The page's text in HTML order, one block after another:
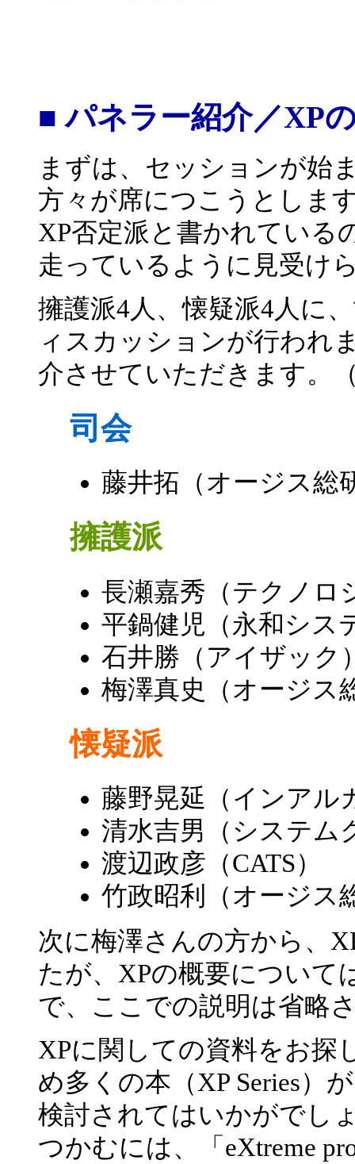
■ パネラー紹介／XP
まずは、セッションが始
方々が席につこうとしま
XP否定派と書かれている
走っているように見受け
擁護派4人、懐疑派4人に
ィスカッションが行われ
介させていただきます。
司会
藤井拓（オージス総
擁護派
長瀬嘉秀（テクノロ
平鍋健児（永和シス
石井勝（アイザック
梅澤真史（オージス
懐疑派
藤野晃延（インアル
清水吉男（システム
渡辺政彦（CATS）
竹政昭利（オージス
次に梅澤さんの方から、
たが、XPの概要について
で、ここでの説明は省略
XPに関しての資料をお探
め多くの本（XP Series）
検討されてはいかがでし
つかむには、「eXtreme